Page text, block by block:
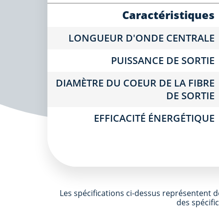
Caractéristiques
LONGUEUR D'ONDE CENTRALE
PUISSANCE DE SORTIE
DIAMÈTRE DU COEUR DE LA FIBRE
DE SORTIE
EFFICACITÉ ÉNERGÉTIQUE
Les spécifications ci-dessus représentent
des